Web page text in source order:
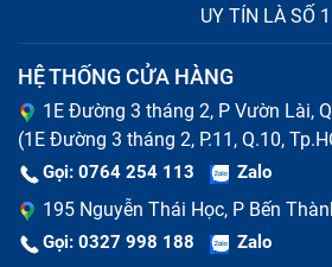
UY TÍN LÀ SỐ 1
HỆ THỐNG CỬA HÀNG
1E Đường 3 tháng 2, P Vườn Lài,
(1E Đường 3 tháng 2, P.11, Q.10,
Gọi: 0764 254 113 Zalo
195 Nguyễn Thái Học, P Bến
Gọi: 0327 998 188 Zalo